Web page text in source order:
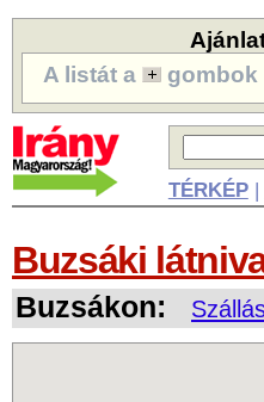
A listát a
gombok
TÉRKÉP|
Buzsáki
Buzsákon: